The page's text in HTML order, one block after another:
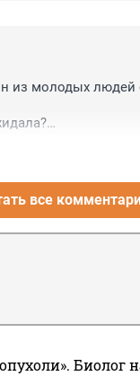
из молодых людей
все
Биолог